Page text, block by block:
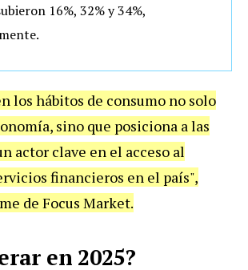
16%, 32% y 34%,
los hábitos de consumo no solo
sino que posiciona a las
actor clave en el acceso al
financieros en el país",
de Focus Market.
en 2025?